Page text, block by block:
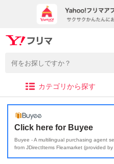
カテゴリから探す
Click here for Buyee
Buyee - A multilingual purchasing agent
from JDirectItems Fleamarket (provided